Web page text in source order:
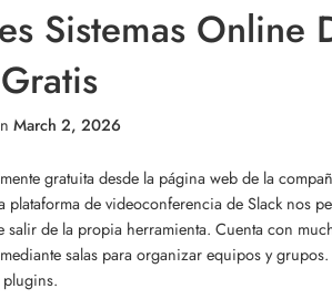
Sistemas Online
March 2, 2026
gratuita desde la página web de la
de videoconferencia de Slack nos
de la propia herramienta. Cuenta con
salas para organizar equipos y